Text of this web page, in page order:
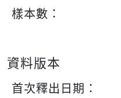
樣本數：
資料版本
首次釋出日期：